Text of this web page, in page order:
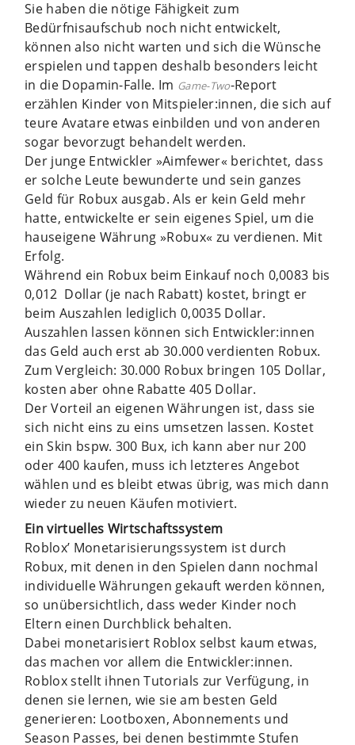
Sie haben die nötige Fähigkeit zum
Bedürfnisaufschub noch nicht entwickelt,
können also nicht warten und sich die Wünsche
erspielen und tappen deshalb besonders leicht
in die Dopamin-Falle. Im Game-Two-Report
erzählen Kinder von Mitspieler:innen, die sich auf
teure Avatare etwas einbilden und von anderen
sogar bevorzugt behandelt werden.
Der junge Entwickler »Aimfewer« berichtet, dass
er solche Leute bewunderte und sein ganzes
Geld für Robux ausgab. Als er kein Geld mehr
hatte, entwickelte er sein eigenes Spiel, um die
hauseigene Währung »Robux« zu verdienen. Mit
Erfolg.
Während ein Robux beim Einkauf noch 0,0083 bis
0,012 Dollar (je nach Rabatt) kostet, bringt er
beim Auszahlen lediglich 0,0035 Dollar.
Auszahlen lassen können sich Entwickler:innen
das Geld auch erst ab 30.000 verdienten Robux.
Zum Vergleich: 30.000 Robux bringen 105 Dollar,
kosten aber ohne Rabatte 405 Dollar.
Der Vorteil an eigenen Währungen ist, dass sie
sich nicht eins zu eins umsetzen lassen. Kostet
ein Skin bspw. 300 Bux, ich kann aber nur 200
oder 400 kaufen, muss ich letzteres Angebot
wählen und es bleibt etwas übrig, was mich dann
wieder zu neuen Käufen motiviert.
Ein virtuelles Wirtschaftssystem
Roblox’ Monetarisierungssystem ist durch
Robux, mit denen in den Spielen dann nochmal
individuelle Währungen gekauft werden können,
so unübersichtlich, dass weder Kinder noch
Eltern einen Durchblick behalten.
Dabei monetarisiert Roblox selbst kaum etwas,
das machen vor allem die Entwickler:innen.
Roblox stellt ihnen Tutorials zur Verfügung, in
denen sie lernen, wie sie am besten Geld
generieren: Lootboxen, Abonnements und
Season Passes, bei denen bestimmte Stufen